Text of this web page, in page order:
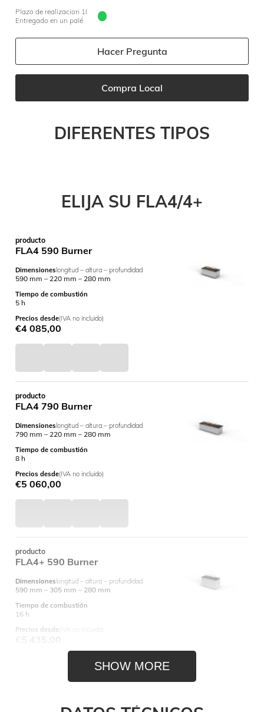
Plazo de realizacion 10 jours
Entregado en un palé
Hacer Pregunta
Compra Local
DIFERENTES TIPOS
ELIJA SU FLA4/4+
producto
FLA4 590 Burner
Dimensiones longitud – altura – profundidad
590 mm – 220 mm – 280 mm
Tiempo de combustión
5 h
Precios desde(IVA no incluido)
€4 085,00
producto
FLA4 790 Burner
Dimensiones longitud – altura – profundidad
790 mm – 220 mm – 280 mm
Tiempo de combustión
8 h
Precios desde(IVA no incluido)
€5 060,00
producto
FLA4+ 590 Burner
Dimensiones longitud – altura – profundidad
590 mm – 305 mm – 280 mm
Tiempo de combustión
16 h
Precios desde
SHOW MORE